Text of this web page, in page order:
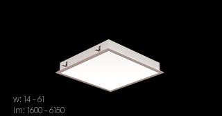
w: 14 - 61
lm: 1600 - 6150